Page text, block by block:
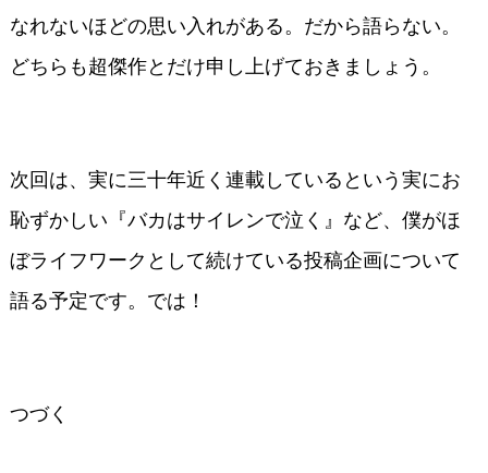
なれないほどの思い入れがある。だから語らない。
どちらも超傑作とだけ申し上げておきましょう。
次回は、実に三十年近く連載しているという実にお
恥ずかしい『バカはサイレンで泣く』など、僕がほ
ぼライフワークとして続けている投稿企画について
語る予定です。では！
つづく